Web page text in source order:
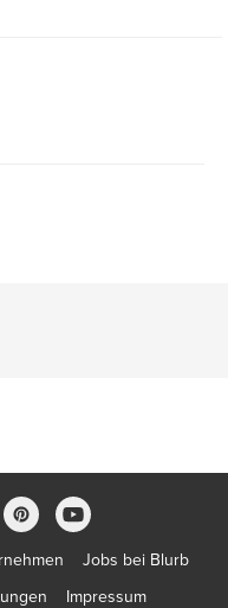
Jobs bei Blurb
Impressum